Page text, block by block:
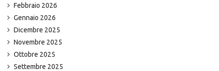
Febbraio 2026
Gennaio 2026
Dicembre 2025
Novembre 2025
Ottobre 2025
Settembre 2025